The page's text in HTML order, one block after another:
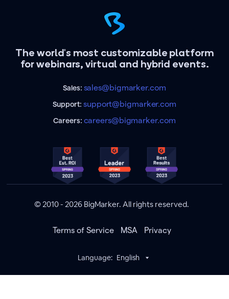
The world's most customizable platform
for webinars, virtual and hybrid events.
Sales: sales@bigmarker.com
Support:support@bigmarker.com
Careers: careers@bigmarker.com
© 2010 - 2026 BigMarker. All rights reserved.
Terms of Service MSA Privacy
Language: English